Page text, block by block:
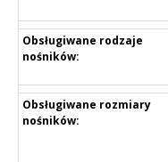
Obsługiwane rodzaje
nośników:
Obsługiwane rozmiary
nośników: